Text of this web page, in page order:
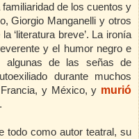
de los cuentos y
Giorgio Manganelli y otros
‘literatura breve’. La ironía
y el humor negro e
algunas de las señas de
durante muchos
y México, y murió
.
todo como autor teatral, su